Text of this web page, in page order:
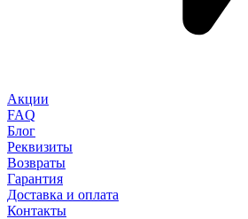
Акции
FAQ
Блог
Реквизиты
Возвраты
Гарантия
Доставка и оплата
Контакты